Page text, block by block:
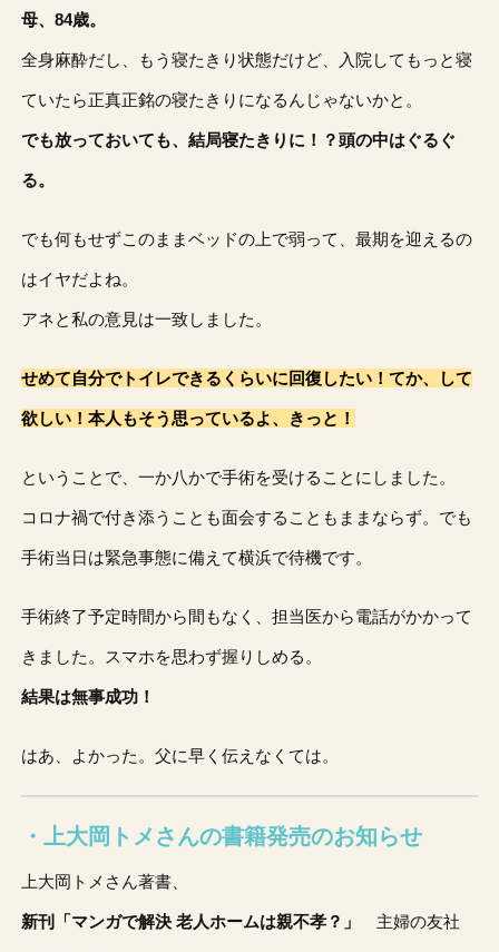
母、84歳。
全身麻酔だし、もう寝たきり状態だけど、入院してもっと寝
ていたら正真正銘の寝たきりになるんじゃないかと。
でも放っておいても、結局寝たきりに！？頭の中はぐるぐ
る。
でも何もせずこのままベッドの上で弱って、最期を迎えるの
はイヤだよね。
アネと私の意見は一致しました。
せめて自分でトイレできるくらいに回復したい！てか、して
欲しい！本人もそう思っているよ、きっと！
ということで、一か八かで手術を受けることにしました。
コロナ禍で付き添うことも面会することもままならず。でも
手術当日は緊急事態に備えて横浜で待機です。
手術終了予定時間から間もなく、担当医から電話がかかって
きました。スマホを思わず握りしめる。
結果は無事成功！
はあ、よかった。父に早く伝えなくては。
・上大岡トメさんの書籍発売のお知らせ
上大岡トメさん著書、
新刊「マンガで解決 老人ホームは親不孝？」 主婦の友社